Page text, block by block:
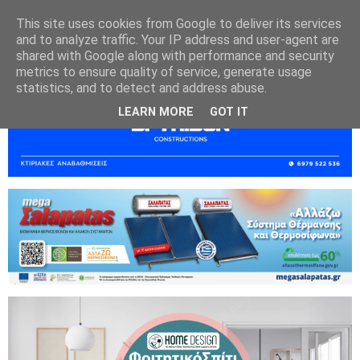
This site uses cookies from Google to deliver its services
and to analyze traffic. Your IP address and user-agent are
shared with Google along with performance and security
metrics to ensure quality of service, generate usage
statistics, and to detect and address abuse.
LEARN MORE GOT IT